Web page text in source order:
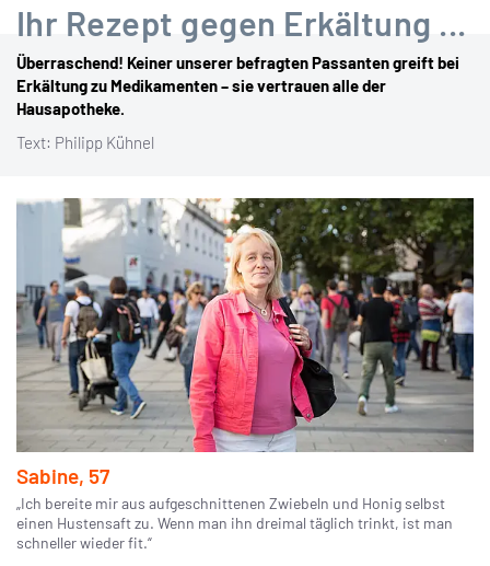
Ihr Rezept gegen Erkältung ...
Überraschend! Keiner unserer befragten Passanten greift bei
Erkältung zu Medikamenten – sie vertrauen alle der
Hausapotheke.
Text: Philipp Kühnel
Sabine, 57
„Ich bereite mir aus aufgeschnittenen Zwiebeln und Honig selbst
einen Hustensaft zu. Wenn man ihn dreimal täglich trinkt, ist man
schneller wieder fit.“